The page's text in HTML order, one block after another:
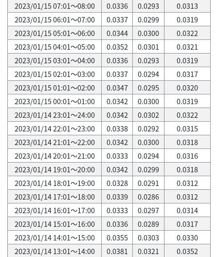
2023/01/15 07:01～08:00
0.0336 0.0293
0.0313
2023/01/15 06:01～07:00
0.0337 0.0299
0.0319
2023/01/15 05:01～06:00
0.0344 0.0300
0.0322
2023/01/15 04:01～05:00
0.0352 0.0301
0.0321
2023/01/15 03:01～04:00
0.0336 0.0293
0.0319
2023/01/15 02:01～03:00
0.0337 0.0294
0.0317
2023/01/15 01:01～02:00
0.0347 0.0295
0.0320
2023/01/15 00:01～01:00
0.0342 0.0300
0.0319
2023/01/14 23:01～24:00
0.0342 0.0302
0.0322
2023/01/14 22:01～23:00
0.0338 0.0292
0.0315
2023/01/14 21:01～22:00
0.0342 0.0300
0.0318
2023/01/14 20:01～21:00
0.0333 0.0294
0.0316
2023/01/14 19:01～20:00
0.0342 0.0299
0.0318
2023/01/14 18:01～19:00
0.0328 0.0291
0.0312
2023/01/14 17:01～18:00
0.0339 0.0286
0.0312
2023/01/14 16:01～17:00
0.0333 0.0297
0.0314
2023/01/14 15:01～16:00
0.0336 0.0289
0.0317
2023/01/14 14:01～15:00
0.0355 0.0303
0.0330
2023/01/14 13:01～14:00
0.0381 0.0321
0.0352